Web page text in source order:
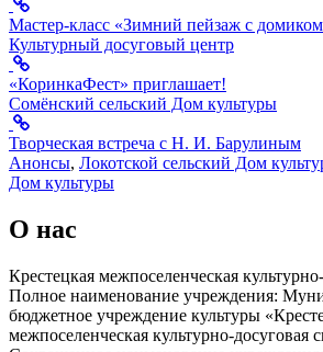
Мастер-класс «Зимний пейзаж с
Культурный досуговый центр
«КоринкаФест» приглашает!
Сомёнский сельский Дом культуры
Творческая встреча с Н. И. Барулиным
Анонсы, Локотской сельский Дом
Дом культуры
О нас
Крестецкая межпоселенческая
Полное наименование учреждения:
бюджетное учреждение культуры
межпоселенческая культурно-досуговая